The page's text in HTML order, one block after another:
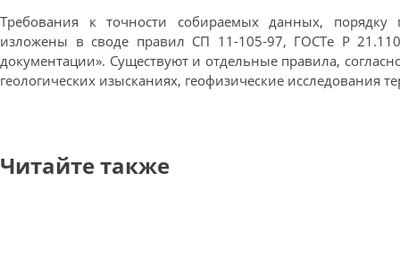
Требования к точности собираемых данных, порядку
изложены в своде правил СП 11-105-97, ГОСТе Р
документации». Существуют и отдельные правила,
геологических изысканиях, геофизические исследования
Читайте также